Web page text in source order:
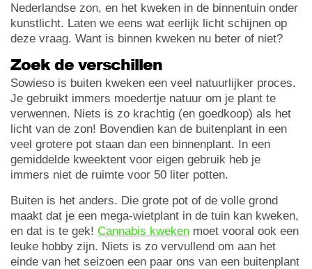
Nederlandse zon, en het kweken in de binnentuin onder
kunstlicht. Laten we eens wat eerlijk licht schijnen op
deze vraag. Want is binnen kweken nu beter of niet?
Zoek de verschillen
Sowieso is buiten kweken een veel natuurlijker proces.
Je gebruikt immers moedertje natuur om je plant te
verwennen. Niets is zo krachtig (en goedkoop) als het
licht van de zon! Bovendien kan de buitenplant in een
veel grotere pot staan dan een binnenplant. In een
gemiddelde kweektent voor eigen gebruik heb je
immers niet de ruimte voor 50 liter potten.
Buiten is het anders. Die grote pot of de volle grond
maakt dat je een mega-wietplant in de tuin kan kweken,
en dat is te gek! Cannabis kweken moet vooral ook een
leuke hobby zijn. Niets is zo vervullend om aan het
einde van het seizoen een paar ons van een buitenplant